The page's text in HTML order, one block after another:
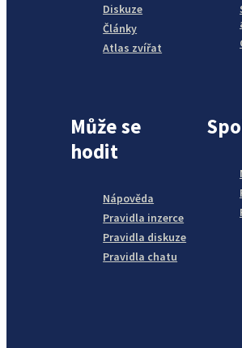
Diskuze
Články
Atlas zvířat
Může se
hodit
Nápověda
Pravidla inzerce
Pravidla diskuze
Pravidla chatu